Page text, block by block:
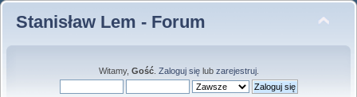
Stanisław Lem - Forum
Witamy, Gość. Zaloguj sięlub zarejestruj.